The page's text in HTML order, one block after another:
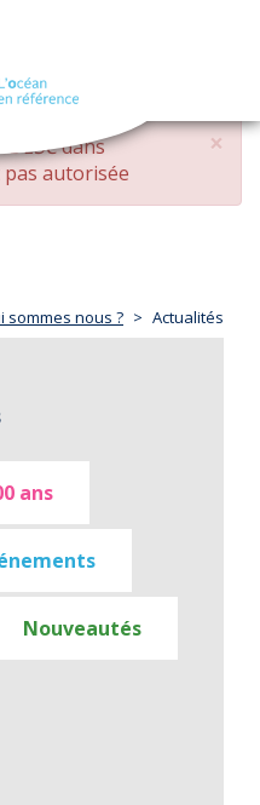
navigation
×
DESCdans
autorisée
sommes nous ? Actualités
ans
Nouveautés